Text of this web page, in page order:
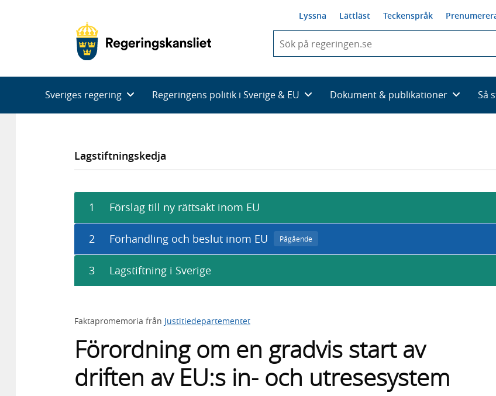
Lyssna Lättläst Teckenspråk
du
skriva
framträder
en
Sveriges regering Regeringens politik i Sverige & EU Dokument & publikationer Så
Lagstiftningskedja
1 Förslag till ny rättsakt inom EU
2 Förhandling och beslut inom EU Pågående
3 Lagstiftning i Sverige
Faktapromemoria från Justitiedepartementet
Förordning om en gradvis start av
driften av EU:s in- och utresesystem